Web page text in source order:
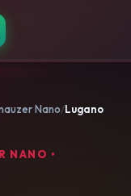
Nano Lugano
NANO •